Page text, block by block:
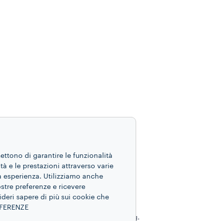
con ginseng
con le proprietà benefiche del ginseng.
di garantire le funzionalità
e le prestazioni attraverso varie
Utilizziamo anche
preferenze e ricevere
sapere di più sui cookie che